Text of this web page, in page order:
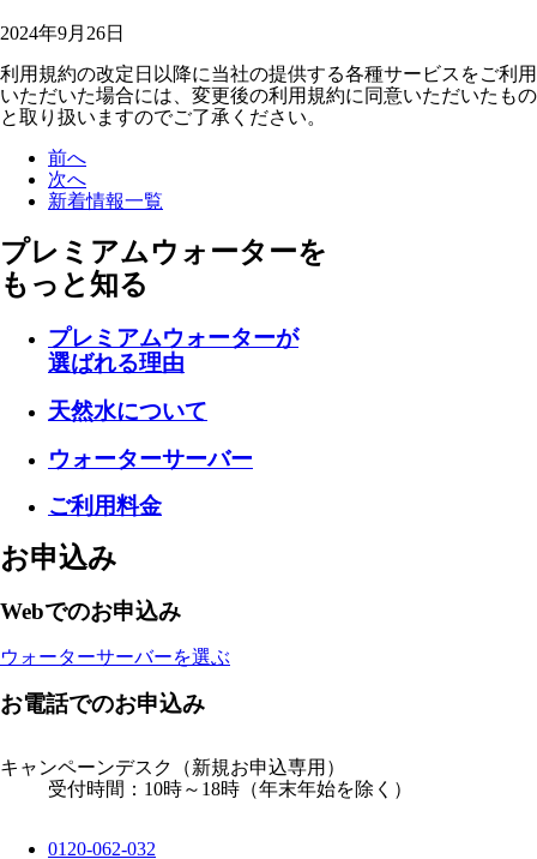
2024年9月26日
利用規約の改定日以降に当社の提供する各種サービスをご利用
いただいた場合には、変更後の利用規約に同意いただいたもの
と取り扱いますのでご了承ください。
前へ
次へ
新着情報一覧
プレミアムウォーターを
もっと知る
プレミアムウォーターが
選ばれる理由
天然水について
ウォーターサーバー
ご利用料金
お申込み
Webでのお申込み
ウォーターサーバーを選ぶ
お電話でのお申込み
キャンペーンデスク
（新規お申込専用）
受付時間：10時～18時（年末年始を除く）
0120-062-032